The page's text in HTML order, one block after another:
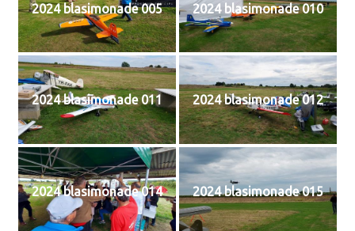
2024 blasimonade 005 2024 blasimonade 010
2024 blasimonade 011 2024 blasimonade 012
2024 blasimonade 014 2024 blasimonade 015